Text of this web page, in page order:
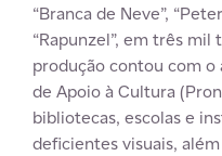
“Branca de Neve”,
“Rapunzel”, em três
produção contou com o
de Apoio à Cultura
bibliotecas, escolas e
deficientes visuais,